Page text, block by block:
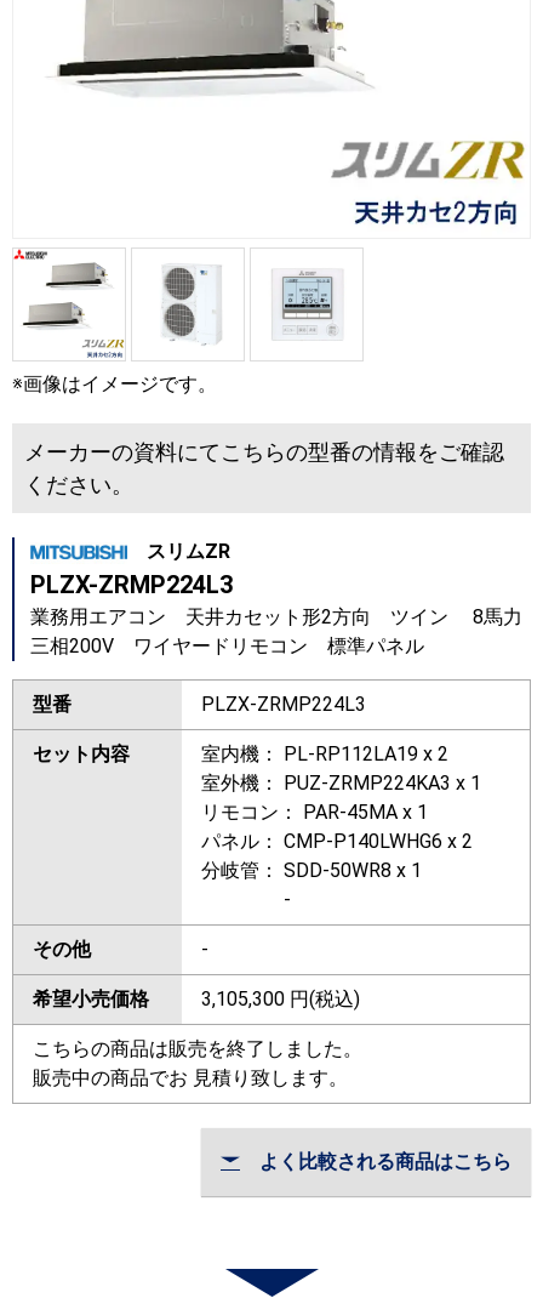
※画像はイメージです。
メーカーの資料にてこちらの型番の情報をご確認
ください。
スリムZR
PLZX-ZRMP224L3
業務用エアコン 天井カセット形2方向 ツイン 8馬力
三相200V ワイヤードリモコン 標準パネル
型番 PLZX-ZRMP224L3
セット内容
室内機： PL-RP112LA19 x 2
室外機： PUZ-ZRMP224KA3 x 1
リモコン： PAR-45MA x 1
パネル： CMP-P140LWHG6 x 2
分岐管： SDD-50WR8 x 1
-
その他 -
希望小売価格 3,105,300 円(税込)
こちらの商品は販売を終了しました。
販売中の商品でお 見積り致します。
よく比較される商品はこちら